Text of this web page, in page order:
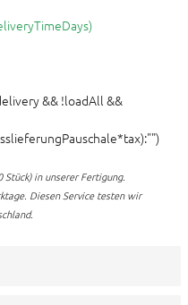
&& !loadAll &&
in unserer Fertigung.
Diesen Service testen wir